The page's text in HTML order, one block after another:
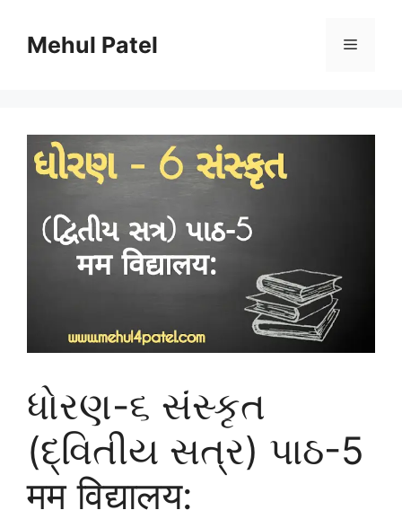
contentMehul Patel Menu
ધોરણ-૬ સંસ્કૃત
(દ્વિતીય સત્ર) પાઠ-5
मम विद्यालय: